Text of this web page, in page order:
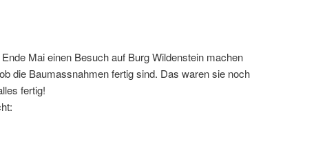
Mai einen Besuch auf Burg Wildenstein machen
die Baumassnahmen fertig sind. Das waren sie noch
fertig!